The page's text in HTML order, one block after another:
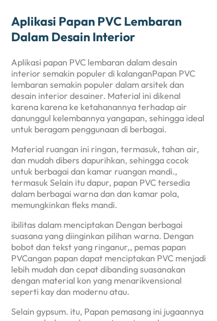
Aplikasi Papan PVC Lembaran
Dalam Desain Interior
Aplikasi papan PVC lembaran dalam desain
interior semakin populer di kalanganPapan PVC
lembaran semakin populer dalam arsitek dan
desain interior desainer. Material ini dikenal
karena karena ke ketahanannya terhadap air
danunggul kelembannya yangapan, sehingga ideal
untuk beragam penggunaan di berbagai.
Material ruangan ini ringan, termasuk, tahan air,
dan mudah dibers dapurihkan, sehingga cocok
untuk berbagai dan kamar ruangan mandi.,
termasuk Selain itu dapur, papan PVC tersedia
dalam berbagai warna dan dan kamar pola,
memungkinkan fleks mandi.
ibilitas dalam menciptakan Dengan berbagai
suasana yang diinginkan pilihan warna. Dengan
bobot dan tekst yang ringanur,, pemas papan
PVCangan papan dapat menciptakan PVC menjadi
lebih mudah dan cepat dibanding suasanakan
dengan material kon yang menarikvensional
seperti kay dan modernu atau.
Selain gypsum. itu, Papan pemasang ini jugaannya